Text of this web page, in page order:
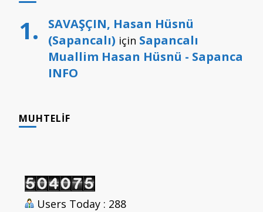
SAVAŞÇIN, Hasan Hüsnü
(Sapancalı) için Sapancalı
Muallim Hasan Hüsnü - Sapanca
INFO
MUHTELIF
Users Today : 288